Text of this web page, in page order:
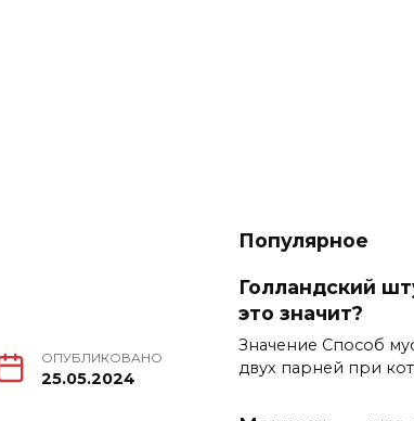
ОПУБЛИКОВАНО
25.05.2024
Популярное
Голландский
это значит?
Значение Способ
двух парней при